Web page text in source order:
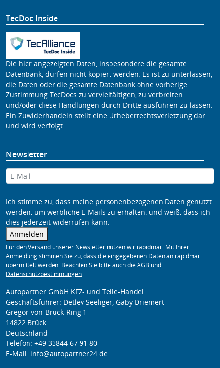
TecDoc Inside
Die hier angezeigten Daten, insbesondere die gesamte
Datenbank, dürfen nicht kopiert werden. Es ist zu unterlassen,
die Daten oder die gesamte Datenbank ohne vorherige
Zustimmung TecDocs zu vervielfältigen, zu verbreiten
und/oder diese Handlungen durch Dritte ausführen zu lassen.
Ein Zuwiderhandeln stellt eine Urheberrechtsverletzung dar
und wird verfolgt.
Newsletter
Ich stimme zu, dass meine personenbezogenen Daten genutzt
werden, um werbliche E-Mails zu erhalten, und weiß, dass ich
dies jederzeit widerrufen kann.
Anmelden
Für den Versand unserer Newsletter nutzen wir rapidmail. Mit Ihrer
Anmeldung stimmen Sie zu, dass die eingegebenen Daten an rapidmail
übermittelt werden. Beachten Sie bitte auch dieAGB und
Datenschutzbestimmungen.
Autopartner GmbH KFZ- und Teile-Handel
Geschäftsführer: Detlev Seeliger, Gaby Driemert
Gregor-von-Brück-Ring 1
14822 Brück
Deutschland
Telefon: +49 33844 67 91 80
E-Mail: info@autopartner24.de